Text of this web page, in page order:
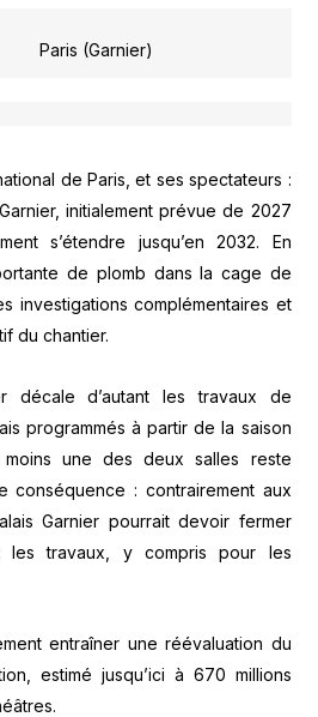
Paris (Garnier)
de Paris, et ses spectateurs :
initialement prévue de 2027
s’étendre jusqu’en 2032. En
de plomb dans la cage de
investigations complémentaires et
du chantier.
décale d’autant les travaux de
programmés à partir de la saison
moins une des deux salles reste
conséquence : contrairement aux
Garnier pourrait devoir fermer
les travaux, y compris pour les
entraîner une réévaluation du
estimé jusqu’ici à 670 millions